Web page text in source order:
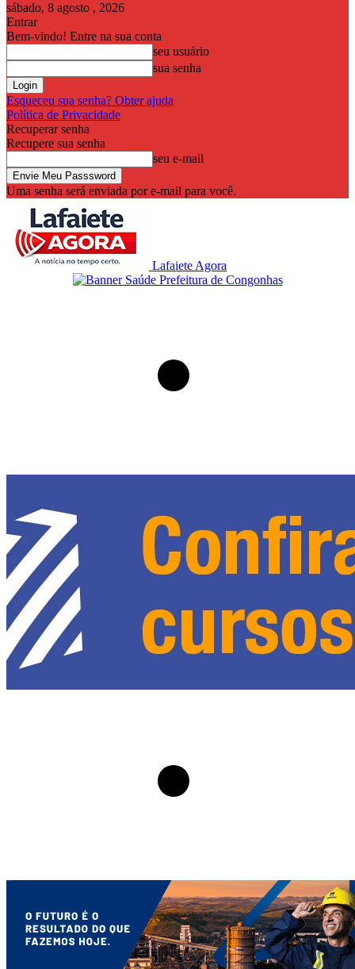
sábado, 8 agosto , 2026
Entrar
Bem-vindo! Entre na sua conta
seu usuário
sua senha
Esqueceu sua senha? Obter ajuda
Política de Privacidade
Recuperar senha
Recupere sua senha
seu e-mail
Uma senha será enviada por e-mail para você.
Lafaiete Agora